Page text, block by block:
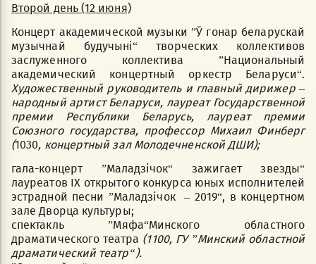
Второй день (12 июня)
Концерт академической музыки ”Ў гонар беларускай
музычнай будучыні“ творческих коллективов
заслуженного коллектива ”Национальный
академический концертный оркестр Беларуси“.
Художественный руководитель и главный дирижер –
народный артист Беларуси, лауреат Государственной
премии Республики Беларусь, лауреат премии
Союзного государства, профессор Михаил Финберг
(1030, концертный зал Молодечненской ДШИ);
гала-концерт ”Маладзічок“ зажигает звезды“
лауреатов IХ открытого конкурса юных исполнителей
эстрадной песни ”Маладзічок – 2019“, в концертном
зале Дворца культуры;
спектакль ”Мяфа“Минского областного
драматического театра (1100, ГУ ”Минский областной
драматический театр“).